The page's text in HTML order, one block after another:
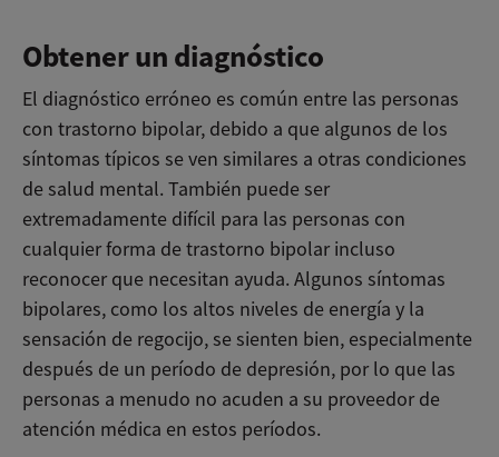
Obtener un diagnóstico
El diagnóstico erróneo es común entre las personas
con trastorno bipolar, debido a que algunos de los
síntomas típicos se ven similares a otras condiciones
de salud mental. También puede ser
extremadamente difícil para las personas con
cualquier forma de trastorno bipolar incluso
reconocer que necesitan ayuda. Algunos síntomas
bipolares, como los altos niveles de energía y la
sensación de regocijo, se sienten bien, especialmente
después de un período de depresión, por lo que las
personas a menudo no acuden a su proveedor de
atención médica en estos períodos.